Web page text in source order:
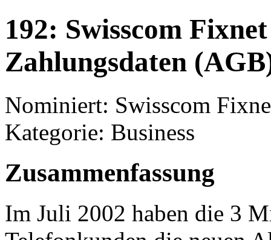
192: Swisscom
Zahlungsdaten
Nominiert: Swisscom
Kategorie: Business
Zusammenfassung
Im Juli 2002 haben die 3